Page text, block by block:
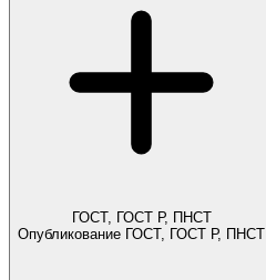
ГОСТ, ГОСТ Р, ПНСТ
Опубликование ГОСТ, ГОСТ Р, ПНСТ